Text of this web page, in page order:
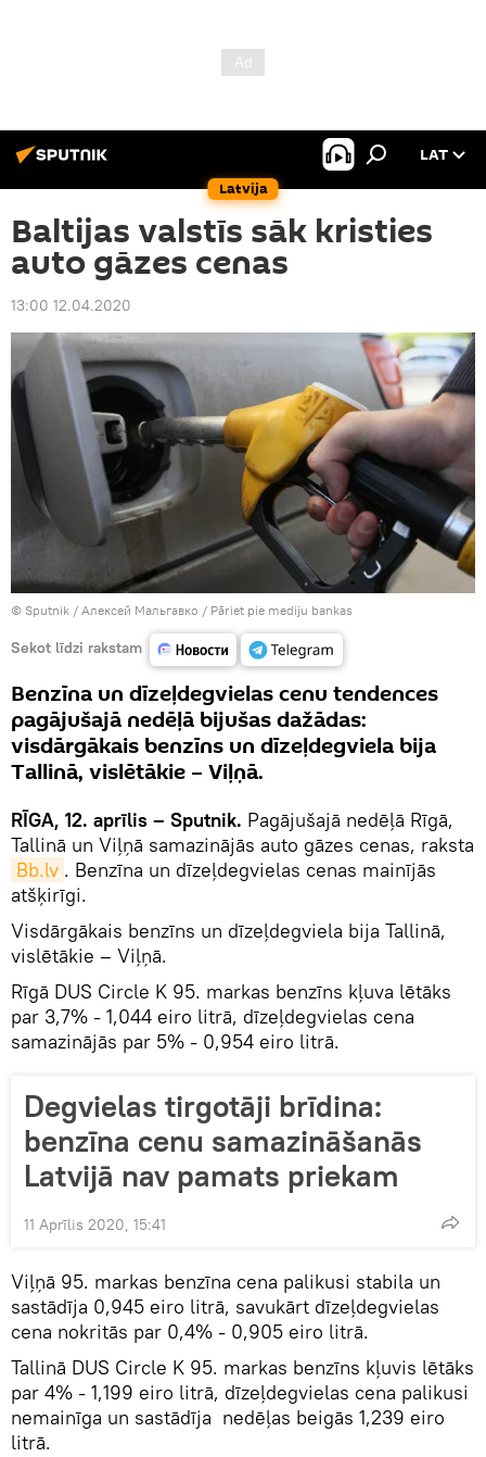
Latvija
LAT
Baltijas valstīs sāk kristies
auto gāzes cenas
13:00 12.04.2020
© Sputnik / Алексей Мальгавко / Pāriet pie mediju bankas
Sekot līdzi rakstam
Benzīna un dīzeļdegvielas cenu tendences
pagājušajā nedēļā bijušas dažādas:
visdārgākais benzīns un dīzeļdegviela bija
Tallinā, vislētākie – Viļņā.
RĪGA, 12. aprīlis – Sputnik. Pagājušajā nedēļā Rīgā,
Tallinā un Viļņā samazinājās auto gāzes cenas, raksta
Bb.lv . Benzīna un dīzeļdegvielas cenas mainījās
atšķirīgi.
Visdārgākais benzīns un dīzeļdegviela bija Tallinā,
vislētākie – Viļņā.
Rīgā DUS Circle K 95. markas benzīns kļuva lētāks
par 3,7% - 1,044 eiro litrā, dīzeļdegvielas cena
samazinājās par 5% - 0,954 eiro litrā.
Degvielas tirgotāji brīdina:
benzīna cenu samazināšanās
Latvijā nav pamats priekam
11 Aprīlis 2020, 15:41
Viļņā 95. markas benzīna cena palikusi stabila un
sastādīja 0,945 eiro litrā, savukārt dīzeļdegvielas
cena nokritās par 0,4% - 0,905 eiro litrā.
Tallinā DUS Circle K 95. markas benzīns kļuvis lētāks
par 4% - 1,199 eiro litrā, dīzeļdegvielas cena palikusi
nemainīga un sastādīja nedēļas beigās 1,239 eiro
litrā.